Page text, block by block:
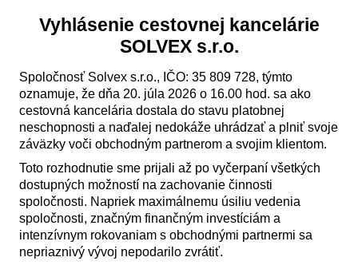
Vyhlásenie cestovnej kancelárie
SOLVEX s.r.o.
Spoločnosť Solvex s.r.o., IČO: 35 809 728, týmto
oznamuje, že dňa 20. júla 2026 o 16.00 hod. sa ako
cestovná kancelária dostala do stavu platobnej
neschopnosti a naďalej nedokáže uhrádzať a plniť svoje
záväzky voči obchodným partnerom a svojim klientom.
Toto rozhodnutie sme prijali až po vyčerpaní všetkých
dostupných možností na zachovanie činnosti
spoločnosti. Napriek maximálnemu úsiliu vedenia
spoločnosti, značným finančným investíciám a
intenzívnym rokovaniam s obchodnými partnermi sa
nepriaznivý vývoj nepodarilo zvrátiť.